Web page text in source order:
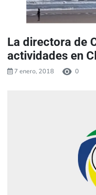
La directora de
actividades en
7 enero, 2018 0